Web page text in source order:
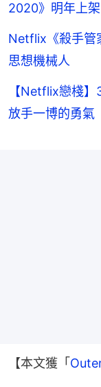
2020》明年上架
Netflix《殺手管
思想機械人
【Netflix戀棧
放手一博的勇氣
【本文獲「